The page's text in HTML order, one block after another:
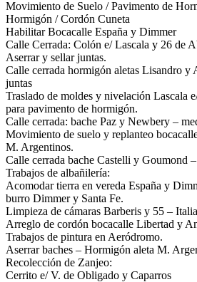
Movimiento de Suelo / Pavimento de
Hormigón / Cordón Cuneta
Habilitar Bocacalle España y Dimmer
Calle Cerrada: Colón e/ Lascala y 26 de
Aserrar y sellar juntas.
Calle cerrada hormigón aletas Lisandro y
juntas
Traslado de moldes y nivelación Lascala
para pavimento de hormigón.
Calle cerrada: bache Paz y Newbery –
Movimiento de suelo y replanteo
M. Argentinos.
Calle cerrada bache Castelli y Goumond
Trabajos de albañilería:
Acomodar tierra en vereda España y
burro Dimmer y Santa Fe.
Limpieza de cámaras Barberis y 55 –
Arreglo de cordón bocacalle Libertad y
Trabajos de pintura en Aeródromo.
Aserrar baches – Hormigón aleta M.
Recolección de Zanjeo:
Cerrito e/ V. de Obligado y Caparros